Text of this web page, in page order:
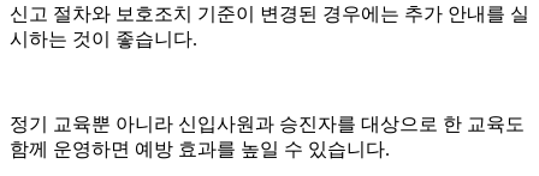
신고 절차와 보호조치 기준이 변경된 경우에는 추가 안내를 실
시하는 것이 좋습니다.
정기 교육뿐 아니라 신입사원과 승진자를 대상으로 한 교육도
함께 운영하면 예방 효과를 높일 수 있습니다.